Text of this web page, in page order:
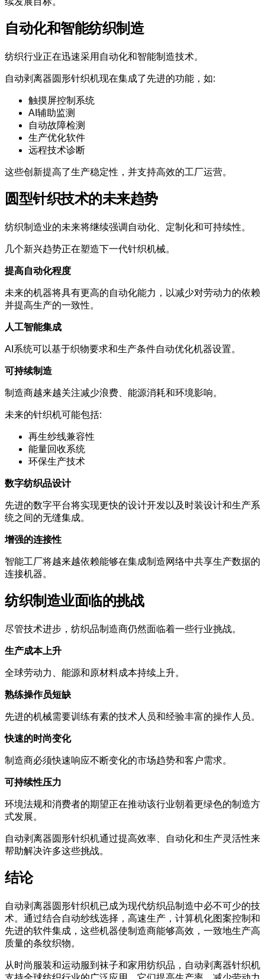
自动化和智能纺织制造
纺织行业正在迅速采用自动化和智能制造技术。
自动剥离器圆形针织机现在集成了先进的功能，如:
触摸屏控制系统
AI辅助监测
自动故障检测
生产优化软件
远程技术诊断
这些创新提高了生产稳定性，并支持高效的工厂运营。
圆型针织技术的未来趋势
纺织制造业的未来将继续强调自动化、定制化和可持续性。
几个新兴趋势正在塑造下一代针织机械。
提高自动化程度
未来的机器将具有更高的自动化能力，以减少对劳动力的依赖
并提高生产的一致性。
人工智能集成
AI系统可以基于织物要求和生产条件自动优化机器设置。
可持续制造
制造商越来越关注减少浪费、能源消耗和环境影响。
未来的针织机可能包括:
再生纱线兼容性
能量回收系统
环保生产技术
数字纺织品设计
先进的数字平台将实现更快的设计开发以及时装设计和生产系
统之间的无缝集成。
增强的连接性
智能工厂将越来越依赖能够在集成制造网络中共享生产数据的
连接机器。
纺织制造业面临的挑战
尽管技术进步，纺织品制造商仍然面临着一些行业挑战。
生产成本上升
全球劳动力、能源和原材料成本持续上升。
熟练操作员短缺
先进的机械需要训练有素的技术人员和经验丰富的操作人员。
快速的时尚变化
制造商必须快速响应不断变化的市场趋势和客户需求。
可持续性压力
环境法规和消费者的期望正在推动该行业朝着更绿色的制造方
式发展。
自动剥离器圆形针织机通过提高效率、自动化和生产灵活性来
帮助解决许多这些挑战。
结论
自动剥离器圆形针织机已成为现代纺织品制造中必不可少的技
术。通过结合自动纱线选择，高速生产，计算机化图案控制和
先进的软件集成，这些机器使制造商能够高效，一致地生产高
质量的条纹织物。
从时尚服装和运动服到袜子和家用纺织品，自动剥离器针织机